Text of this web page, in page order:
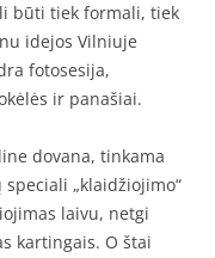
būti tiek formali, tiek
idejos Vilniuje
fotosesija,
ir panašiai.
dovana, tinkama
„klaidžiojimo“
laivu, netgi
kartingais. O štai